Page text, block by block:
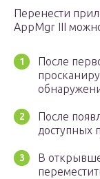
Перенести
AppMgr III
После
После
доступных
В